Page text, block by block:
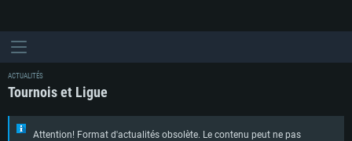
ACTUALITÉS
Tournois et Ligue
Attention! Format d'actualités obsolète. Le contenu peut ne pas